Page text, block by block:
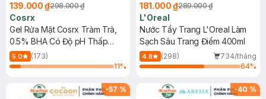
139.000 ₫298.000 ₫
Cosrx
Gel Rửa Mặt Cosrx Tràm Trà,
0.5% BHA Có Độ pH Thấp
150ml
5.0
(173)
11%
181.000 ₫289.000 ₫
L'Oreal
Nước Tẩy Trang L'Oreal Làm
Sạch Sâu Trang Điểm 400ml
4.8 (298)
734/tháng
64%
-57 % -40 %